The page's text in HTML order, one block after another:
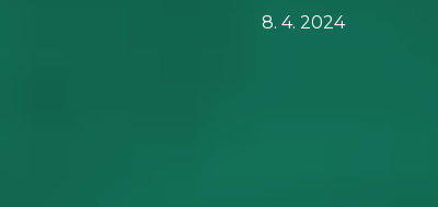
8. 4. 2024